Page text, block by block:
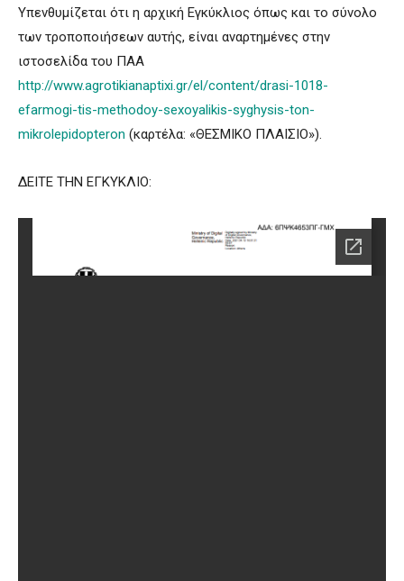
Υπενθυμίζεται ότι η αρχική Εγκύκλιος όπως και το σύνολο
των τροποποιήσεων αυτής, είναι αναρτημένες στην
ιστοσελίδα του ΠΑΑ
http://www.agrotikianaptixi.gr/el/content/drasi-1018-
efarmogi-tis-methodoy-sexoyalikis-syghysis-ton-
mikrolepidopteron (καρτέλα: «ΘΕΣΜΙΚΟ ΠΛΑΙΣΙΟ»).
ΔΕΙΤΕ ΤΗΝ ΕΓΚΥΚΛΙΟ: